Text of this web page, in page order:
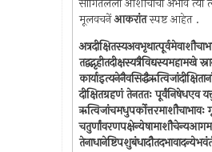
मूलवचनेंआकरांतस्पष्ट आहेत .
तद्वद्गृहीतदीक्षस्यत्रैविद्यस्यमहामखे
दीक्षितग्रहणं तेनततः पूर्वंनिषेधएव
ऋत्विजांचमधुपर्कोत्तरमाशौचाभावः